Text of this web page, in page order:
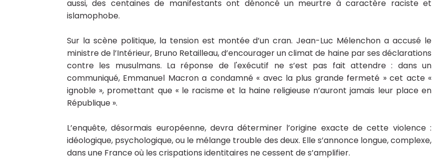
aussi, des centaines de manifestants ont dénoncé un meurtre à caractère raciste et
islamophobe.
Sur la scène politique, la tension est montée d’un cran. Jean-Luc Mélenchon a accusé le
ministre de l’Intérieur, Bruno Retailleau, d’encourager un climat de haine par ses déclarations
contre les musulmans. La réponse de l'exécutif ne s’est pas fait attendre : dans un
communiqué, Emmanuel Macron a condamné « avec la plus grande fermeté » cet acte «
ignoble », promettant que « le racisme et la haine religieuse n’auront jamais leur place en
République ».
L’enquête, désormais européenne, devra déterminer l’origine exacte de cette violence :
idéologique, psychologique, ou le mélange trouble des deux. Elle s’annonce longue, complexe,
dans une France où les crispations identitaires ne cessent de s’amplifier.